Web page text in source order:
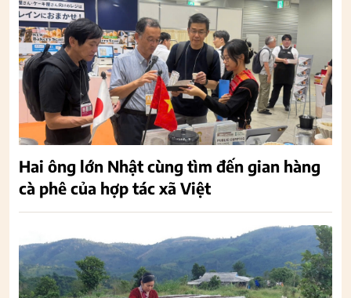
Hai ông lớn Nhật cùng tìm đến gian hàng
cà phê của hợp tác xã Việt